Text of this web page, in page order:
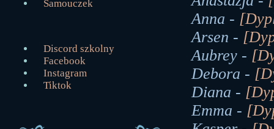
Samouczek
Discord szkolny
Facebook
Instagram
Tiktok
Anna -
Arsen -
Aubrey -
Debora -
Diana -
Emma -